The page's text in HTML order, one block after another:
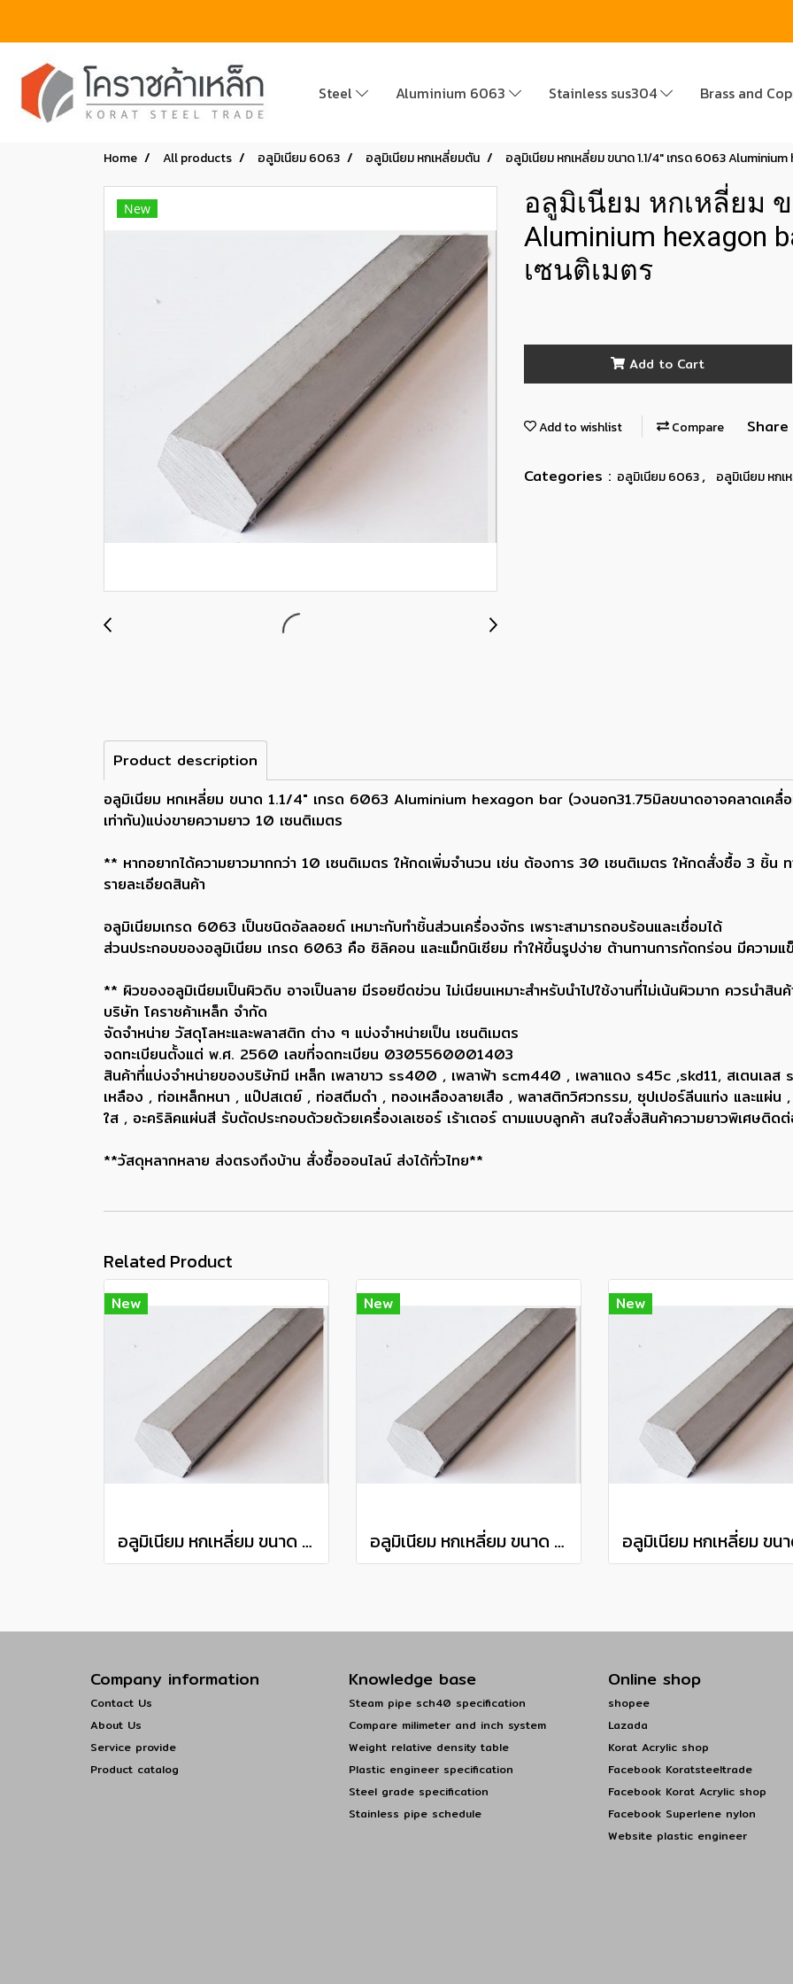
Steel Aluminium 6063 Stainless sus304 Brass and
Home All products อลูมิเนียม 6063 อลูมิเนียม หกเหลี่ยมตัน อลูมิเนียม หกเหลี่ยม ขนาด 1.1/4" เกรด 6063
New
อลูมิเนียม หกเหลี่ยม
Aluminium hexagon
เซนติเมตร
Add to Cart
Add to wishlist Compare Share
Categories : อลูมิเนียม 6063, อลูมิเนียม หกเ
Product description
อลูมิเนียม หกเหลี่ยม ขนาด 1.1/4" เกรด 6063 Aluminium hexagon bar (วงนอก31.75มิลขนาดอาจคลาดเคลื่อ
เท่ากัน)แบ่งขายความยาว 10 เซนติเมตร
** หากอยากได้ความยาวมากกว่า 10 เซนติเมตร ให้กดเพิ่มจำนวน เช่น ต้องการ 30 เซนติเมตร ให้กดสั่งซื้อ 3 ชิ้น
รายละเอียดสินค้า
อลูมิเนียมเกรด 6063 เป็นชนิดอัลลอยด์ เหมาะกับทำชิ้นส่วนเครื่องจักร เพราะสามารถอบร้อนและเชื่อมได้
ส่วนประกอบของอลูมิเนียม เกรด 6063 คือ ซิลิคอน และแม็กนิเซียม ทำให้ขึ้นรูปง่าย ต้านทานการกัดกร่อน มีความแ
** ผิวของอลูมิเนียมเป็นผิวดิบ อาจเป็นลาย มีรอยขีดข่วน ไม่เนียนเหมาะสำหรับนำไปใช้งานที่ไม่เน้นผิวมาก ควรนำสิ
บริษัท โคราชค้าเหล็ก จำกัด
จัดจำหน่าย วัสดุโลหะและพลาสติก ต่าง ๆ แบ่งจำหน่ายเป็น เซนติเมตร
จดทะเบียนตั้งแต่ พ.ศ. 2560 เลขที่จดทะเบียน 0305560001403
สินค้าที่แบ่งจำหน่ายของบริษัทมี เหล็ก เพลาขาว ss400 , เพลาฟ้า scm440 , เพลาแดง s45c ,skd11, สเตนเ
เหลือง , ท่อเหล็กหนา , แป๊ปสเตย์ , ท่อสตีมดำ , ทองเหลืองลายเสือ , พลาสติกวิศวกรรม, ซุปเปอร์ลีนแท่ง และแผ่น
ใส , อะคริลิคแผ่นสี รับตัดประกอบด้วยด้วยเครื่องเลเซอร์ เร้าเตอร์ ตามแบบลูกค้า สนใจสั่งสินค้าความยาวพิเศ
**วัสดุหลากหลาย ส่งตรงถึงบ้าน สั่งซื้อออนไลน์ ส่งได้ทั่วไทย**
Related Product
New
อลูมิเนียม หกเหลี่ยม ขนาด 3/8" เกรด 6063 Aluminium hexagon bar แบ่งขายความยาว 10 เซนติเมตร
New
อลูมิเนียม หกเหลี่ยม ขนาด 3/4" เกรด 6063 Aluminium hexagon barแบ่งขายความยาว 10 เซนติเมตร
New
Company information
Contact Us
About Us
Service provide
Product catalog
Knowledge base
Steam pipe sch40 specification
Compare milimeter and inch system
Weight relative density table
Plastic engineer specification
Steel grade specification
Stainless pipe schedule
Online shop
shopee
Lazada
Korat Acrylic shop
Facebook Koratsteeltrade
Facebook Korat Acrylic shop
Facebook Superlene nylon
Website plastic engineer